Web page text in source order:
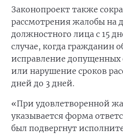
Законопроект также
рассмотрения жалобы на
должностного лица с 15
случае, когда гражданин
исправление
или нарушение сроков
дней до 3 дней.
«При удовлетворенной
указывается форма
был подвергнут